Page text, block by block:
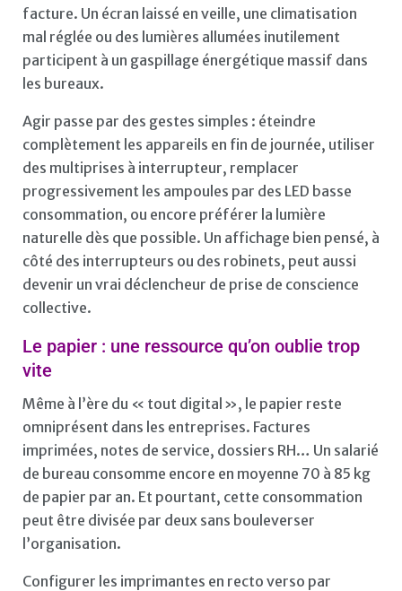
facture. Un écran laissé en veille, une climatisation
mal réglée ou des lumières allumées inutilement
participent à un gaspillage énergétique massif dans
les bureaux.
Agir passe par des gestes simples : éteindre
complètement les appareils en fin de journée, utiliser
des multiprises à interrupteur, remplacer
progressivement les ampoules par des LED basse
consommation, ou encore préférer la lumière
naturelle dès que possible. Un affichage bien pensé, à
côté des interrupteurs ou des robinets, peut aussi
devenir un vrai déclencheur de prise de conscience
collective.
Le papier : une ressource qu’on oublie trop
vite
Même à l’ère du « tout digital », le papier reste
omniprésent dans les entreprises. Factures
imprimées, notes de service, dossiers RH… Un salarié
de bureau consomme encore en moyenne 70 à 85 kg
de papier par an. Et pourtant, cette consommation
peut être divisée par deux sans bouleverser
l’organisation.
Configurer les imprimantes en recto verso par